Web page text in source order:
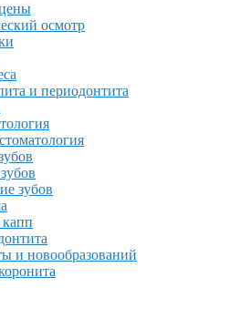
осмотр
и периодонтита
зубов
и новообразований